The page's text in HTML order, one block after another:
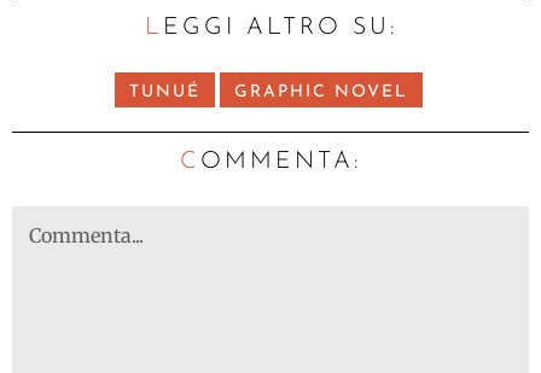
LEGGI ALTRO SU:
TUNUÉ GRAPHIC NOVEL
C OMMENTA: